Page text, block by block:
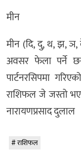
मीन
मीन (दि, दु, थ, झ, ञ,
अवसर फेला पर्ने
पार्टनरसिपमा
राशिफल जे जस्तो
नारायणप्रसाद दुलाल
राशिफल